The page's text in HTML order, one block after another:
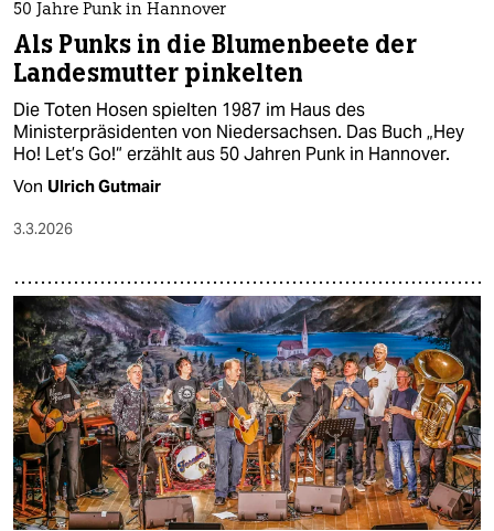
50 Jahre Punk in Hannover
Als Punks in die Blumenbeete der
Landesmutter pinkelten
Die Toten Hosen spielten 1987 im Haus des
Ministerpräsidenten von Niedersachsen. Das Buch „Hey
Ho! Let’s Go!“ erzählt aus 50 Jahren Punk in Hannover.
Von Ulrich Gutmair
3.3.2026